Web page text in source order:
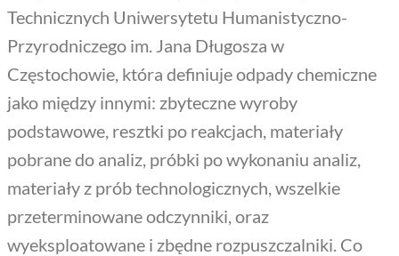
Technicznych Uniwersytetu Humanistyczno-
Przyrodniczego im. Jana Długosza w
Częstochowie, która definiuje odpady chemiczne
jako między innymi: zbyteczne wyroby
podstawowe, resztki po reakcjach, materiały
pobrane do analiz, próbki po wykonaniu analiz,
materiały z prób technologicznych, wszelkie
przeterminowane odczynniki, oraz
wyeksploatowane i zbędne rozpuszczalniki. Co